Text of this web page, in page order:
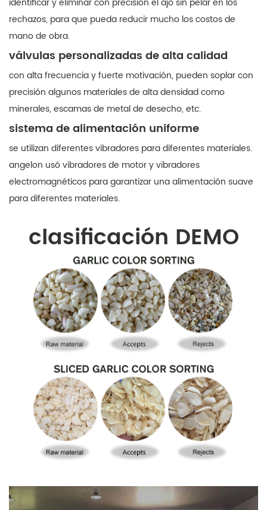
rechazos, para que pueda reducir mucho los costos de
mano de obra.
válvulas personalizadas de alta calidad
con alta frecuencia y fuerte motivación, pueden soplar con
precisión algunos materiales de alta densidad como
minerales, escamas de metal de desecho, etc.
sistema de alimentación uniforme
se utilizan diferentes vibradores para diferentes materiales.
angelon usó vibradores de motor y vibradores
electromagnéticos para garantizar una alimentación suave
para diferentes materiales.
clasificación DEMO